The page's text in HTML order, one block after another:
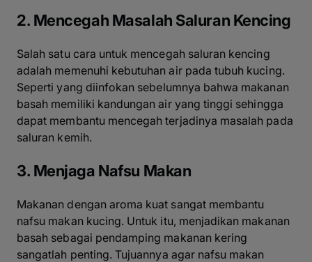
2. Mencegah Masalah Saluran Kencing
Salah satu cara untuk mencegah saluran kencing
adalah memenuhi kebutuhan air pada tubuh kucing.
Seperti yang diinfokan sebelumnya bahwa makanan
basah memiliki kandungan air yang tinggi sehingga
dapat membantu mencegah terjadinya masalah pada
saluran kemih.
3. Menjaga Nafsu Makan
Makanan dengan aroma kuat sangat membantu
nafsu makan kucing. Untuk itu, menjadikan makanan
basah sebagai pendamping makanan kering
sangatlah penting. Tujuannya agar nafsu makan